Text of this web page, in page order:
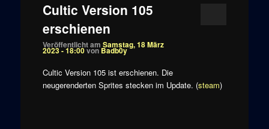
Cultic Version 105
erschienen
Veröffentlicht am Samstag, 18 März
2023 - 18:00vonBadb0y
Cultic Version 105 ist erschienen. Die
neugerenderten Sprites stecken im Update. (steam)